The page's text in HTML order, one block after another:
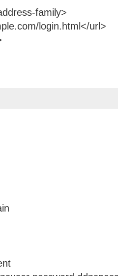
family>
login.html</url>